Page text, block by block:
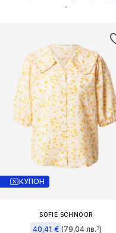
КУПОН
SOFIE SCHNOOR
40,41 € (79,04 лв.³)